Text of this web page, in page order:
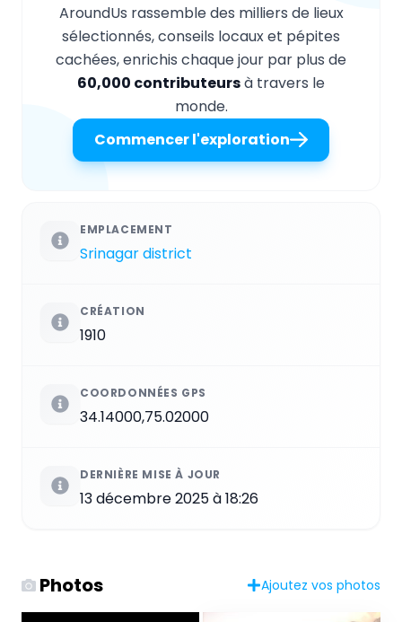
AroundUs rassemble des milliers de lieux
sélectionnés, conseils locaux et pépites
cachées, enrichis chaque jour par plus de
60,000 contributeursà travers le
monde.
Commencer l'exploration
EMPLACEMENT
Srinagar district
CRÉATION
1910
COORDONNÉES GPS
34.14000,75.02000
DERNIÈRE MISE À JOUR
13 décembre 2025 à 18:26
Photos Ajoutez vos photos